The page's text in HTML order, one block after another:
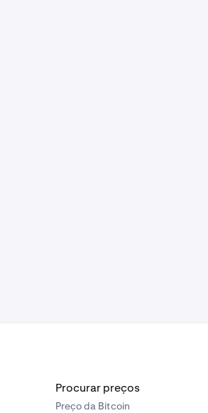
Procurar preços
Preço da Bitcoin